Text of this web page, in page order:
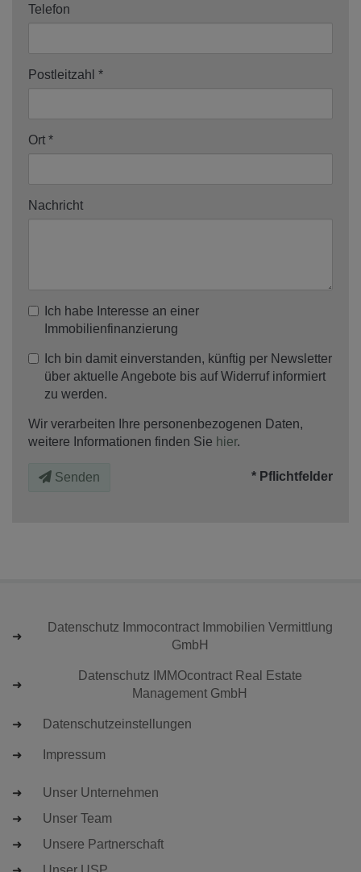
Telefon
Postleitzahl
Ort
Nachricht
Ich habe Interesse an einer
Immobilienfinanzierung
Ich bin damit einverstanden, künftig per Newsletter
über aktuelle Angebote bis auf Widerruf informiert
zu werden.
Wir verarbeiten Ihre personenbezogenen Daten,
weitere Informationen finden Sie hier.
Senden * Pflichtfelder
Datenschutz Immocontract Immobilien Vermittlung
GmbH
Datenschutz IMMOcontract Real Estate
Management GmbH
Datenschutzeinstellungen
Impressum
Unser Unternehmen
Unser Team
Unsere Partnerschaft